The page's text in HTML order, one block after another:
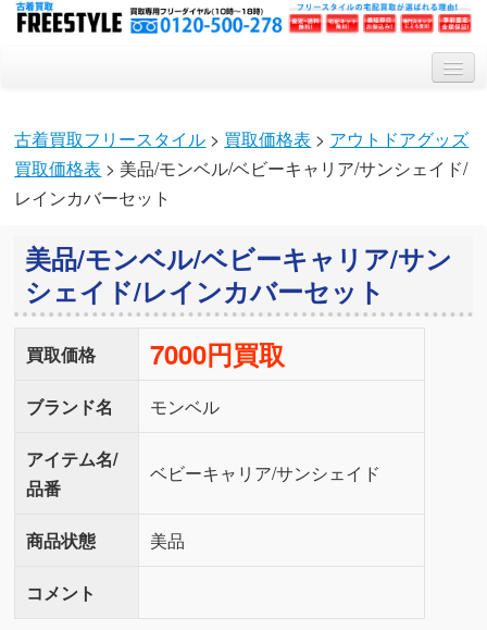
買取システム
買取対象アイテム
Q&A
特集記事
古着買取フリースタイル > 買取価格表 > アウトドアグッズ
買取価格表 > 美品/モンベル/ベビーキャリア/サンシェイド/
レインカバーセット
美品/モンベル/ベビーキャリア/サン
シェイド/レインカバーセット
買取価格 7000円買取
ブランド名 モンベル
アイテム名/
品番
ベビーキャリア/サンシェイド
商品状態 美品
コメント